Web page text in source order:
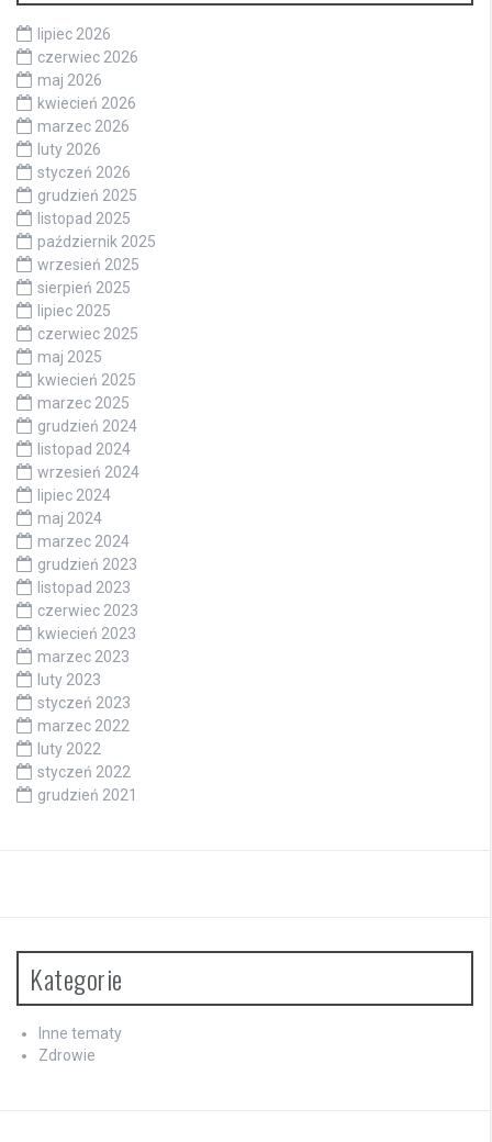
lipiec 2026
czerwiec 2026
maj 2026
kwiecień 2026
marzec 2026
luty 2026
styczeń 2026
grudzień 2025
listopad 2025
październik 2025
wrzesień 2025
sierpień 2025
lipiec 2025
czerwiec 2025
maj 2025
kwiecień 2025
marzec 2025
grudzień 2024
listopad 2024
wrzesień 2024
lipiec 2024
maj 2024
marzec 2024
grudzień 2023
listopad 2023
czerwiec 2023
kwiecień 2023
marzec 2023
luty 2023
styczeń 2023
marzec 2022
luty 2022
styczeń 2022
grudzień 2021
Kategorie
Inne tematy
Zdrowie